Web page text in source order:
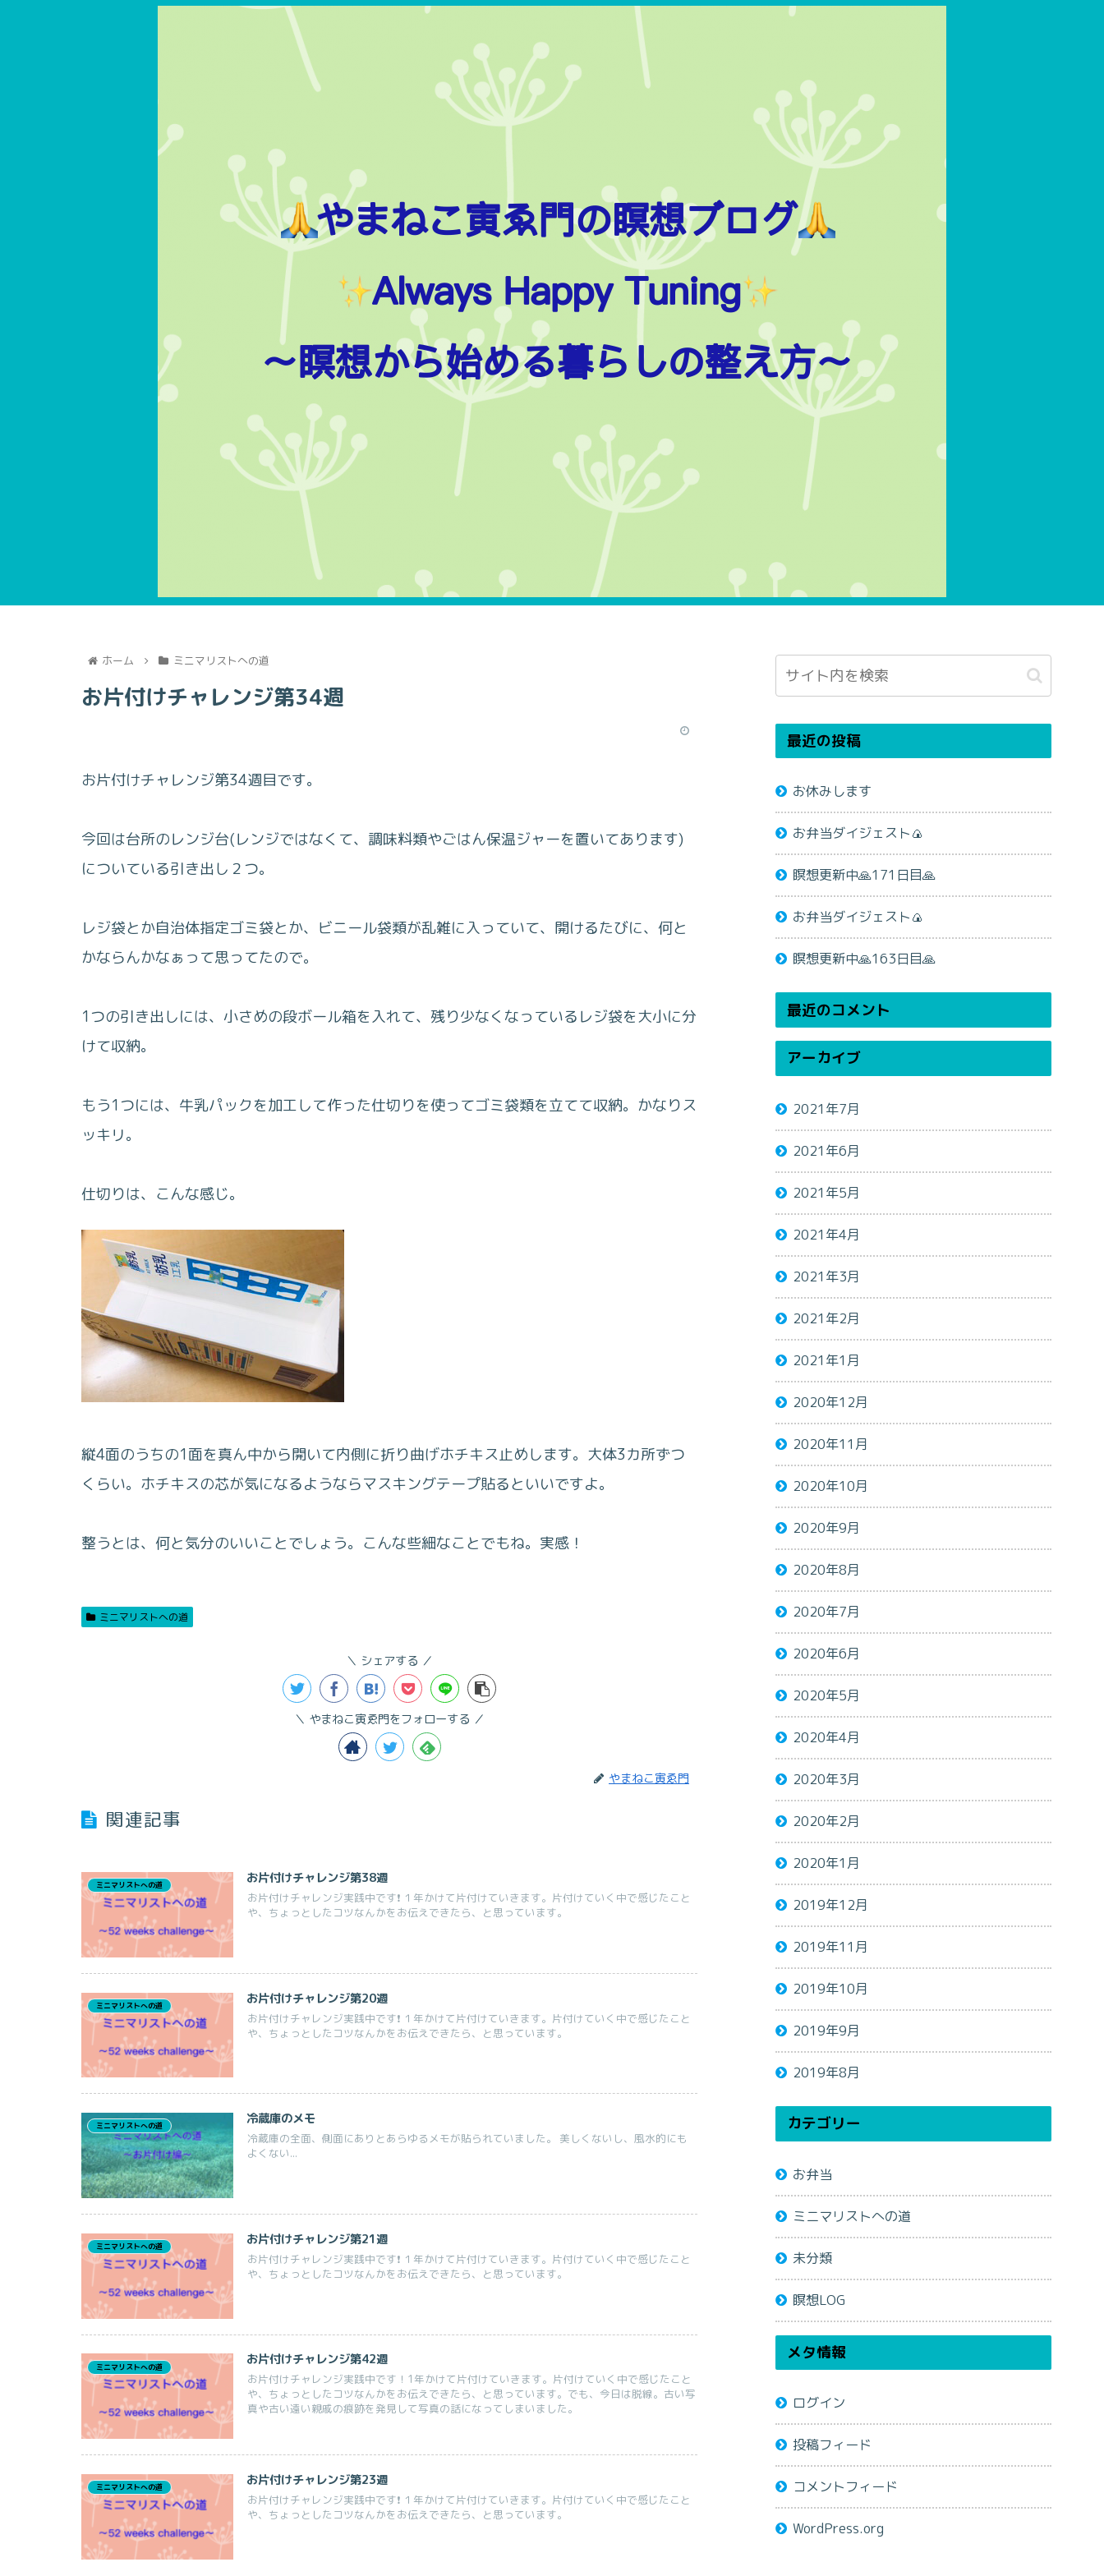
ホーム ミニマリストへの道
お片付けチャレンジ第34週
お片付けチャレンジ第34週目です。
今回は台所のレンジ台(レンジではなくて、調味料類やごはん保温ジャーを置いてあります)
についている引き出し２つ。
レジ袋とか自治体指定ゴミ袋とか、ビニール袋類が乱雑に入っていて、開けるたびに、何と
かならんかなぁって思ってたので。
1つの引き出しには、小さめの段ボール箱を入れて、残り少なくなっているレジ袋を大小に分
けて収納。
もう1つには、牛乳パックを加工して作った仕切りを使ってゴミ袋類を立てて収納。かなりス
ッキリ。
仕切りは、こんな感じ。
縦4面のうちの1面を真ん中から開いて内側に折り曲げホチキス止めします。大体3カ所ずつ
くらい。ホチキスの芯が気になるようならマスキングテープ貼るといいですよ。
整うとは、何と気分のいいことでしょう。こんな些細なことでもね。実感！
ミニマリストへの道
シェアする
やまねこ寅ゑ門をフォローする
やまねこ寅ゑ門
関連記事
ミニマリストへの道 お片付けチャレンジ第38週
お片付けチャレンジ実践中です❗️ １年かけて片付けていきます。片付けていく中で感じたこと
や、ちょっとしたコツなんかをお伝えできたら、と思っています。
ミニマリストへの道 お片付けチャレンジ第20週
お片付けチャレンジ実践中です❗️ １年かけて片付けていきます。片付けていく中で感じたこと
や、ちょっとしたコツなんかをお伝えできたら、と思っています。
ミニマリストへの道 冷蔵庫のメモ
冷蔵庫の全面、側面にありとあらゆるメモが貼られていました。 美しくないし、風水的にも
よくない...
ミニマリストへの道 お片付けチャレンジ第21週
お片付けチャレンジ実践中です❗️ １年かけて片付けていきます。片付けていく中で感じたこと
や、ちょっとしたコツなんかをお伝えできたら、と思っています。
ミニマリストへの道 お片付けチャレンジ第42週
お片付けチャレンジ実践中です！1年かけて片付けていきます。片付けていく中で感じたこと
や、ちょっとしたコツなんかをお伝えできたら、と思っています。でも、今日は脱線。古い写
真や古い遠い親戚の痕跡を発見して写真の話になってしまいました。
ミニマリストへの道 お片付けチャレンジ第23週
お片付けチャレンジ実践中です❗️ １年かけて片付けていきます。片付けていく中で感じたこと
や、ちょっとしたコツなんかをお伝えできたら、と思っています。
最近の投稿
お休みします
お弁当ダイジェスト🍙
瞑想更新中🙏171日目🙏
お弁当ダイジェスト🍙
瞑想更新中🙏163日目🙏
最近のコメント
アーカイブ
2021年7月
2021年6月
2021年5月
2021年4月
2021年3月
2021年2月
2021年1月
2020年12月
2020年11月
2020年10月
2020年9月
2020年8月
2020年7月
2020年6月
2020年5月
2020年4月
2020年3月
2020年2月
2020年1月
2019年12月
2019年11月
2019年10月
2019年9月
2019年8月
カテゴリー
お弁当
ミニマリストへの道
未分類
瞑想LOG
メタ情報
ログイン
投稿フィード
コメントフィード
WordPress.org